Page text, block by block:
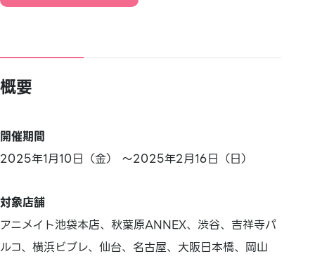
概要
開催期間
2025年1月10日（金） ～2025年2月16日（日）
対象店舗
アニメイト池袋本店、秋葉原ANNEX、渋谷、吉祥寺パ
ルコ、横浜ビブレ、仙台、名古屋、大阪日本橋、岡山